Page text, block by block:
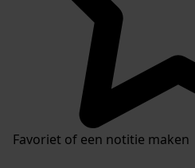
Favoriet of een notitie maken